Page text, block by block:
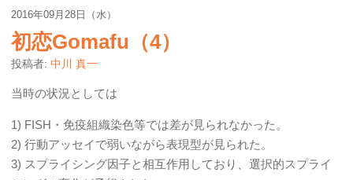
2016年09月28日（水）
初恋Gomafu（4）
投稿者: 中川 真一
当時の状況としては
1) FISH・免疫組織染色等では差が見られなかった。
2) 行動アッセイで弱いながら表現型が見られた。
3) スプライシング因子と相互作用しており、選択的スプライ